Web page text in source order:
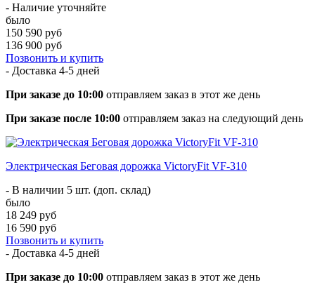
- Наличие уточняйте
было
150 590 руб
136 900 руб
Позвонить и купить
- Доставка 4-5 дней
При заказе до 10:00 отправляем заказ в этот же день
При заказе после 10:00 отправляем заказ на следующий день
Электрическая Беговая дорожка VictoryFit VF-310
- В наличии 5 шт. (доп. склад)
было
18 249 руб
16 590 руб
Позвонить и купить
- Доставка 4-5 дней
При заказе до 10:00 отправляем заказ в этот же день